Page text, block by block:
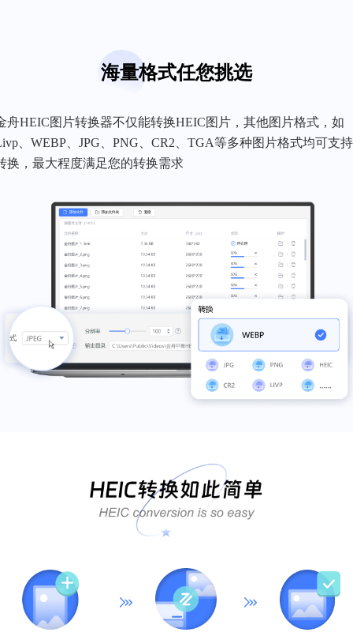
海量格式任您挑选
舟HEIC图片转换器不仅能转换HEIC图片，其他图片格式，如
、WEBP、JPG、PNG、CR2、TGA等多种图片格式均可支持
换，最大程度满足您的转换需求